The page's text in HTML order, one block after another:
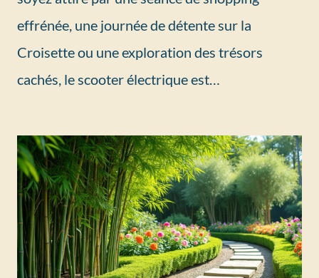
effrénée, une journée de détente sur la
Croisette ou une exploration des trésors
cachés, le scooter électrique est…